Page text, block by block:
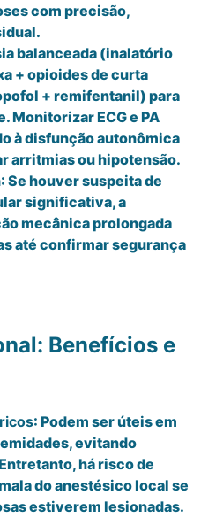
com precisão,
balanceada (inalatório
+ opioides de curta
+ remifentanil) para
Monitorizar ECG e PA
à disfunção autonômica
arritmias ou hipotensão.
: Se houver suspeita de
significativa, a
mecânica prolongada
até confirmar segurança
Benefícios e
: Podem ser úteis em
evitando
há risco de
do anestésico local se
estiverem lesionadas.